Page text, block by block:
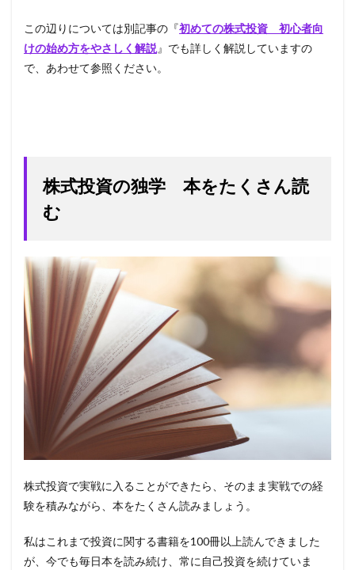
この辺りについては別記事の『初めての株式投資 初心者向
けの始め方をやさしく解説』でも詳しく解説していますの
で、あわせて参照ください。
株式投資の独学 本をたくさん読
む
株式投資で実戦に入ることができたら、そのまま実戦での経
験を積みながら、本をたくさん読みましょう。
私はこれまで投資に関する書籍を100冊以上読んできました
が、今でも毎日本を読み続け、常に自己投資を続けていま